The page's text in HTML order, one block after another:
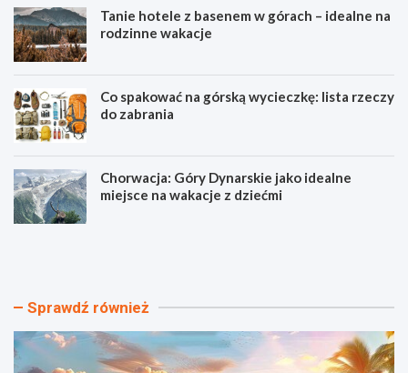
Tanie hotele z basenem w górach – idealne na
rodzinne wakacje
Co spakować na górską wycieczkę: lista rzeczy
do zabrania
Chorwacja: Góry Dynarskie jako idealne
miejsce na wakacje z dziećmi
N
ę
n
i
T
h
t
e
Sprawdź również